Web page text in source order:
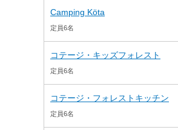
Camping Köta
定員6名
コテージ・キッズフォレスト
定員6名
コテージ・フォレストキッチン
定員6名